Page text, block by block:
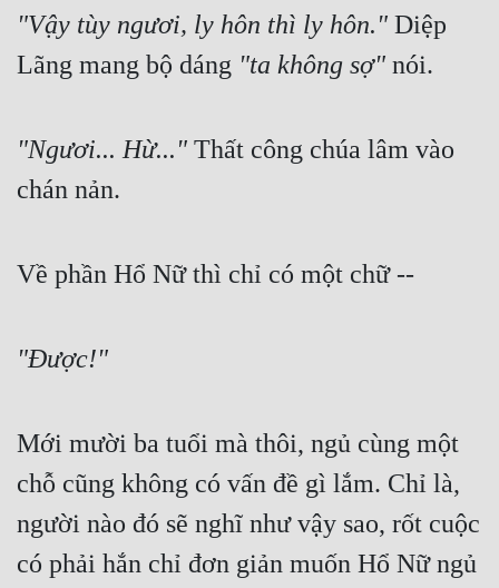
"Vậy tùy ngươi, ly hôn thì ly hôn." Diệp
Lãng mang bộ dáng "ta không sợ" nói.
"Ngươi... Hừ..." Thất công chúa lâm vào
chán nản.
Về phần Hổ Nữ thì chỉ có một chữ --
"Được!"
Mới mười ba tuổi mà thôi, ngủ cùng một
chỗ cũng không có vấn đề gì lắm. Chỉ là,
người nào đó sẽ nghĩ như vậy sao, rốt cuộc
có phải hắn chỉ đơn giản muốn Hổ Nữ ngủ